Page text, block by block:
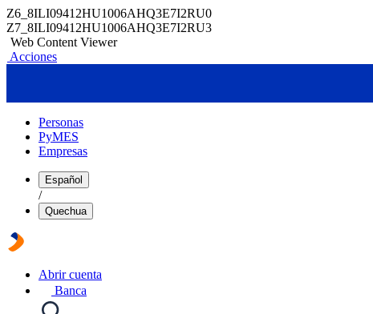
Z6_8ILI09412HU1006AHQ3E7I2RU0
Z7_8ILI09412HU1006AHQ3E7I2RU3
Web Content Viewer
Acciones
Personas
PyMES
Empresas
Español
/
Quechua
Abrir cuenta
Banca